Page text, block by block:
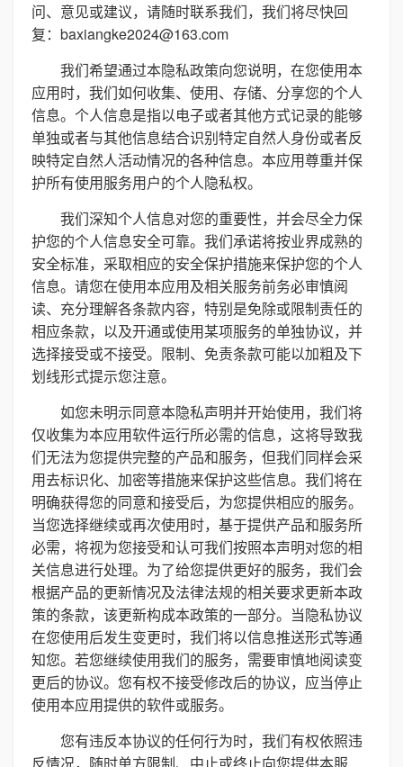
问、意见或建议，请随时联系我们，我们将尽快回
复：baxiangke2024@163.com
我们希望通过本隐私政策向您说明，在您使用本
应用时，我们如何收集、使用、存储、分享您的个人
信息。个人信息是指以电子或者其他方式记录的能够
单独或者与其他信息结合识别特定自然人身份或者反
映特定自然人活动情况的各种信息。本应用尊重并保
护所有使用服务用户的个人隐私权。
我们深知个人信息对您的重要性，并会尽全力保
护您的个人信息安全可靠。我们承诺将按业界成熟的
安全标准，采取相应的安全保护措施来保护您的个人
信息。请您在使用本应用及相关服务前务必审慎阅
读、充分理解各条款内容，特别是免除或限制责任的
相应条款，以及开通或使用某项服务的单独协议，并
选择接受或不接受。限制、免责条款可能以加粗及下
划线形式提示您注意。
如您未明示同意本隐私声明并开始使用，我们将
仅收集为本应用软件运行所必需的信息，这将导致我
们无法为您提供完整的产品和服务，但我们同样会采
用去标识化、加密等措施来保护这些信息。我们将在
明确获得您的同意和接受后，为您提供相应的服务。
当您选择继续或再次使用时，基于提供产品和服务所
必需，将视为您接受和认可我们按照本声明对您的相
关信息进行处理。为了给您提供更好的服务，我们会
根据产品的更新情况及法律法规的相关要求更新本政
策的条款，该更新构成本政策的一部分。当隐私协议
在您使用后发生变更时，我们将以信息推送形式等通
知您。若您继续使用我们的服务，需要审慎地阅读变
更后的协议。您有权不接受修改后的协议，应当停止
使用本应用提供的软件或服务。
您有违反本协议的任何行为时，我们有权依照违